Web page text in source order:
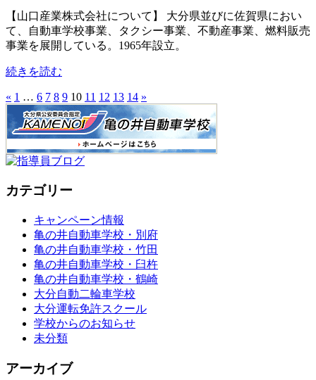
【山口産業株式会社について】 大分県並びに佐賀県におい
て、自動車学校事業、タクシー事業、不動産事業、燃料販売
事業を展開している。1965年設立。
続きを読む
« 1 … 6 7 8 9 10 11 12 13 14 »
カテゴリー
キャンペーン情報
亀の井自動車学校・別府
亀の井自動車学校・竹田
亀の井自動車学校・臼杵
亀の井自動車学校・鶴崎
大分自動二輪車学校
大分運転免許スクール
学校からのお知らせ
未分類
アーカイブ